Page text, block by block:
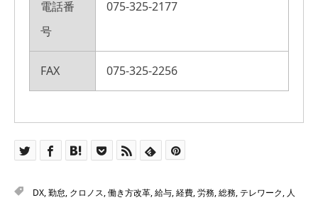
電話番
号
075-325-2177
FAX 075-325-2256
DX,勤怠, クロノス,働き方改革,給与,経費,労務,総務,テレワーク,人